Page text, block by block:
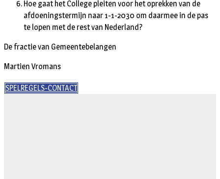
Hoe gaat het College pleiten voor het oprekken van de
afdoeningstermijn naar 1-1-2030 om daarmee in de pas
te lopen met de rest van Nederland?
De fractie van Gemeentebelangen
Martien Vromans
SPELREGELS-CONTACT